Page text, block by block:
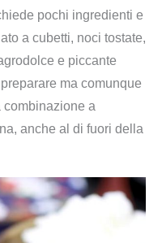
pochi ingredienti e
a cubetti, noci tostate,
e piccante
ma comunque
combinazione a
anche al di fuori della